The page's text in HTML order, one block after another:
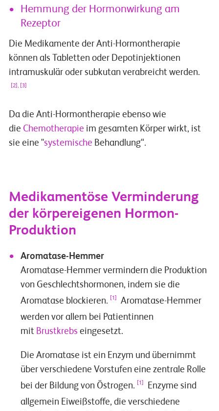
Hemmung der Hormonwirkung am
Rezeptor
Die Medikamente der Anti-Hormontherapie
können als Tabletten oder Depotinjektionen
intramuskulär oder subkutan verabreicht werden.
[2], [3]
Da die Anti-Hormontherapie ebenso wie
die Chemotherapie im gesamten Körper wirkt, ist
sie eine "systemische Behandlung“.
Medikamentöse Verminderung
der körpereigenen Hormon-
Produktion
Aromatase-Hemmer
Aromatase-Hemmer vermindern die Produktion
von Geschlechtshormonen, indem sie die
Aromatase blockieren.
[1]
Aromatase-Hemmer
werden vor allem bei Patientinnen
mit Brustkrebs eingesetzt.
Die Aromatase ist ein Enzym und übernimmt
über verschiedene Vorstufen eine zentrale Rolle
bei der Bildung von Östrogen.
[1]
Enzyme sind
allgemein Eiweißstoffe, die verschiedene